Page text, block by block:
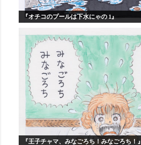
『オチコのプールは下水にゃの 1』
『王子チャマ、みなごろち！みなごろち！』